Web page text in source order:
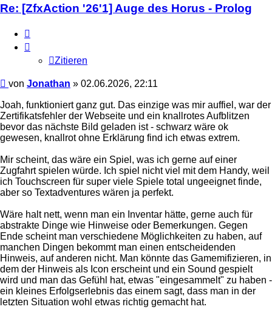
Re: [ZfxAction '26'1] Auge des Horus - Prolog
Zitieren
Beitrag
von Jonathan » 02.06.2026, 22:11
Joah, funktioniert ganz gut. Das einzige was mir auffiel, war der
Zertifikatsfehler der Webseite und ein knallrotes Aufblitzen
bevor das nächste Bild geladen ist - schwarz wäre ok
gewesen, knallrot ohne Erklärung find ich etwas extrem.
Mir scheint, das wäre ein Spiel, was ich gerne auf einer
Zugfahrt spielen würde. Ich spiel nicht viel mit dem Handy, weil
ich Touchscreen für super viele Spiele total ungeeignet finde,
aber so Textadventures wären ja perfekt.
Wäre halt nett, wenn man ein Inventar hätte, gerne auch für
abstrakte Dinge wie Hinweise oder Bemerkungen. Gegen
Ende scheint man verschiedene Möglichkeiten zu haben, auf
manchen Dingen bekommt man einen entscheidenden
Hinweis, auf anderen nicht. Man könnte das Gamemifizieren, in
dem der Hinweis als Icon erscheint und ein Sound gespielt
wird und man das Gefühl hat, etwas "eingesammelt" zu haben -
ein kleines Erfolgserlebnis das einem sagt, dass man in der
letzten Situation wohl etwas richtig gemacht hat.